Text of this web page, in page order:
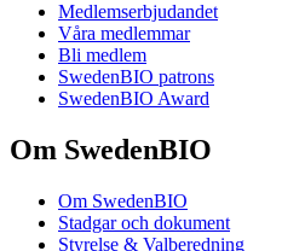
Medlemserbjudandet
Våra medlemmar
Bli medlem
SwedenBIO patrons
SwedenBIO Award
Om SwedenBIO
Om SwedenBIO
Stadgar och dokument
Styrelse & Valberedning